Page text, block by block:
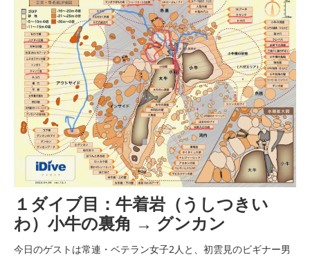
１ダイブ目：牛着岩（うしつきい
わ）小牛の裏角 → グンカン
今日のゲストは常連・ベテラン女子2人と、初雲見のビギナー男